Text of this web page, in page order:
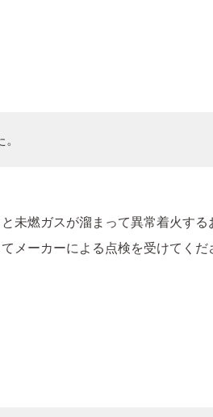
未燃ガスが溜まって異常着火する
メーカーによる点検を受けてくだ